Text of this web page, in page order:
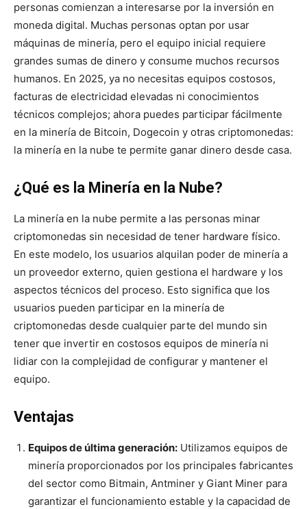
personas comienzan a interesarse por la inversión en
moneda digital. Muchas personas optan por usar
máquinas de minería, pero el equipo inicial requiere
grandes sumas de dinero y consume muchos recursos
humanos. En 2025, ya no necesitas equipos costosos,
facturas de electricidad elevadas ni conocimientos
técnicos complejos; ahora puedes participar fácilmente
en la minería de Bitcoin, Dogecoin y otras criptomonedas:
la minería en la nube te permite ganar dinero desde casa.
¿Qué es la Minería en la Nube?
La minería en la nube permite a las personas minar
criptomonedas sin necesidad de tener hardware físico.
En este modelo, los usuarios alquilan poder de minería a
un proveedor externo, quien gestiona el hardware y los
aspectos técnicos del proceso. Esto significa que los
usuarios pueden participar en la minería de
criptomonedas desde cualquier parte del mundo sin
tener que invertir en costosos equipos de minería ni
lidiar con la complejidad de configurar y mantener el
equipo.
Ventajas
Equipos de última generación: Utilizamos equipos de
minería proporcionados por los principales fabricantes
del sector como Bitmain, Antminer y Giant Miner para
garantizar el funcionamiento estable y la capacidad de